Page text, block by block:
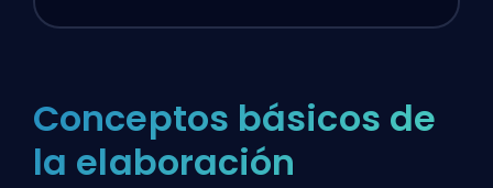
Conceptos básicos de
la elaboración